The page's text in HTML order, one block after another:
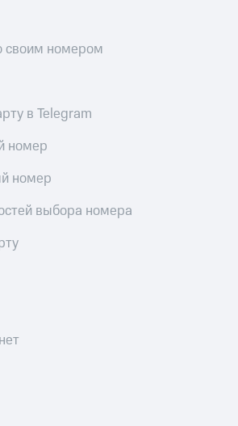
своим номером
в Telegram
номер
номер
выбора номера